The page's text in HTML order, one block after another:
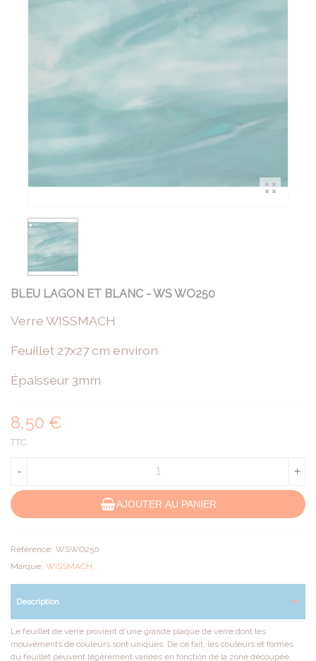
BLEU LAGON ET BLANC - WS WO250
Verre WISSMACH
Feuillet 27x27 cm environ
Épaisseur 3mm
8,50 €
TTC
- +
AJOUTER AU PANIER
Référence: WSWO250
Marque: WISSMACH
Description
Le feuillet de verre provient d'une grande plaque de verre dont les
mouvements de couleurs sont uniques. De ce fait, les couleurs et formes
du feuillet peuvent légèrement variées en fonction de la zone découpée.